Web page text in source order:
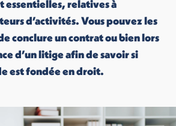
essentielles, relatives à
d’activités. Vous pouvez les
conclure un contrat ou bien lors
d’un litige afin de savoir si
est fondée en droit.